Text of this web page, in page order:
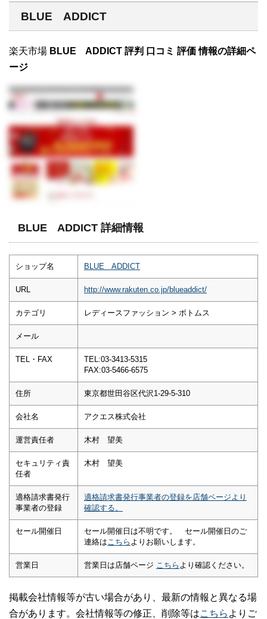
BLUE ADDICT
楽天市場 BLUE ADDICT 評判 口コミ 評価 情報の詳細ペ
ージ
BLUE ADDICT 詳細情報
ショップ名 BLUE ADDICT
URL http://www.rakuten.co.jp/blueaddict/
カテゴリ レディースファッション > ボトムス
メール
TEL・FAX
TEL:03-3413-5315
FAX:03-5466-6575
住所 東京都世田谷区代沢1-29-5-310
会社名 アクエス株式会社
運営責任者 木村 望美
セキュリティ責
任者
木村 望美
適格請求書発行
事業者の登録
適格請求書発行事業者の登録を店舗ページより
確認する。
セール開催日
セール開催日は不明です。 セール開催日のご
連絡は こちら よりお願いします。
営業日 営業日は店舗ページ こちら より確認ください。
掲載会社情報等が古い場合があり、最新の情報と異なる場
合があります。会社情報等の修正、削除等はこちら よりご